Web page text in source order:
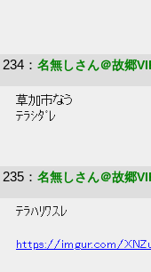
234 ： 名無しさん＠故郷
草加市なう
ﾃﾗｼﾀﾞﾚ
235 ： 名無しさん＠故郷
ﾃﾗﾊﾘﾜｽﾚ
https://imgur.com/